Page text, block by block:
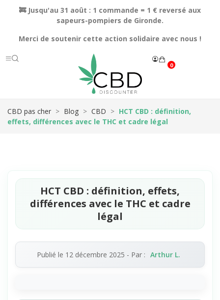
🚒 Jusqu'au 31 août : 1 commande = 1 € reversé aux
sapeurs-pompiers de Gironde.
Merci de soutenir cette action solidaire avec nous !
0
CBD pas cher Blog CBD
HCT CBD : définition,
effets, différences avec le THC et cadre légal
HCT CBD : définition, effets,
différences avec le THC et cadre
légal
Publié le 12 décembre 2025 - Par : Arthur L.